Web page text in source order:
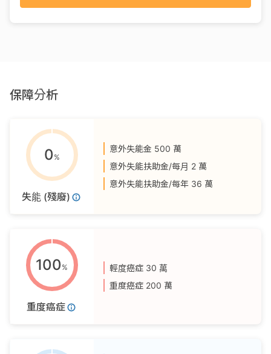
保障分析
0 %
失能 (殘廢)
意外失能金 500 萬
意外失能扶助金/每月 2 萬
意外失能扶助金/每年 36 萬
100 %
重度癌症
輕度癌症 30 萬
重度癌症 200 萬